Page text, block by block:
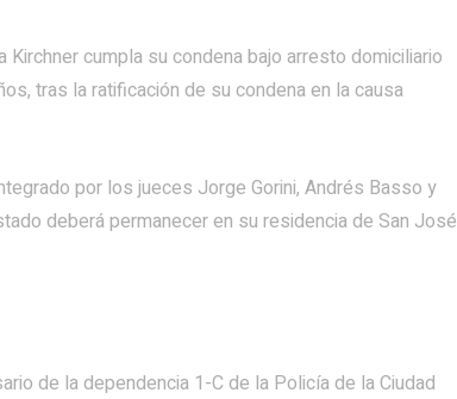
cumpla su condena bajo arresto domiciliario
tras la ratificación de su condena en la causa
por los jueces Jorge Gorini, Andrés Basso y
deberá permanecer en su residencia de San José
de la dependencia 1-C de la Policía de la Ciudad